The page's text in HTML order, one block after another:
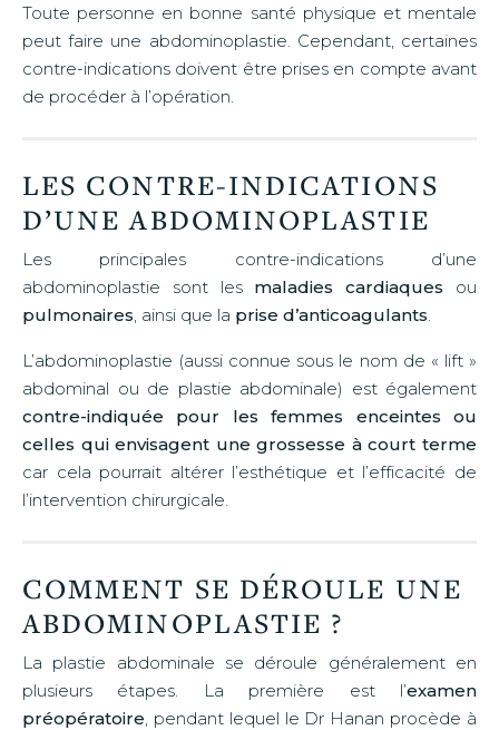
Toute personne en bonne santé physique et mentale
peut faire une abdominoplastie. Cependant, certaines
contre-indications doivent être prises en compte avant
de procéder à l’opération.
LES CONTRE-INDICATIONS
D’UNE ABDOMINOPLASTIE
Les principales contre-indications d’une
abdominoplastie sont les maladies cardiaques ou
pulmonaires , ainsi que la prise d’anticoagulants
L’abdominoplastie (aussi connue sous le nom de « lift »
abdominal ou de plastie abdominale) est également
contre-indiquée pour les femmes enceintes ou
celles qui envisagent une grossesse à court terme
car cela pourrait altérer l’esthétique et l’efficacité de
l’intervention chirurgicale.
COMMENT SE DÉROULE UNE
ABDOMINOPLASTIE ?
La plastie abdominale se déroule généralement en
plusieurs étapes. La première est l’examen
préopératoire , pendant lequel le Dr Hanan procède à